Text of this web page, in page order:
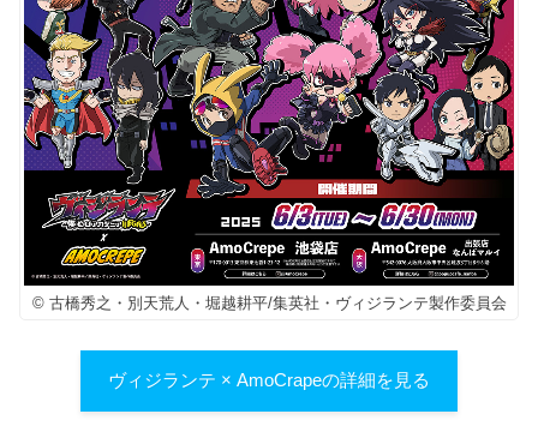
© 古橋秀之・別天荒人・堀越耕平/集英社・ヴィジランテ製作委員会
ヴィジランテ × AmoCrapeの詳細を見る